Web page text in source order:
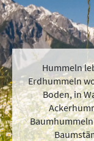
Hummeln
Erdhummeln
Boden, in